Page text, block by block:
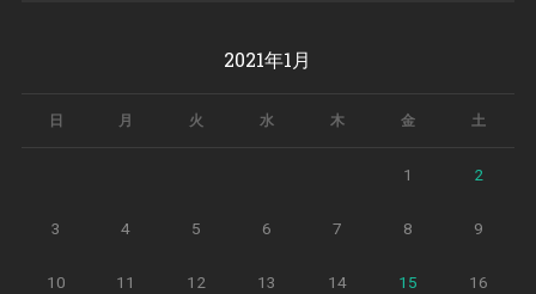
2021年1月
日 月 火 水 木 金 土
1 2
3 4 5 6 7 8 9
10 11 12 13 14 15 16